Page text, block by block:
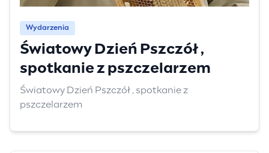
Wydarzenia
Światowy Dzień Pszczół ,
spotkanie z pszczelarzem
Światowy Dzień Pszczół , spotkanie z
pszczelarzem